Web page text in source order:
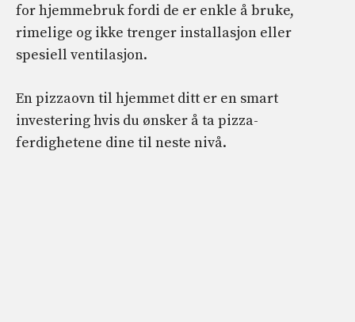
for hjemmebruk fordi de er enkle å bruke,
rimelige og ikke trenger installasjon eller
spesiell ventilasjon.
En pizzaovn til hjemmet ditt er en smart
investering hvis du ønsker å ta pizza-
ferdighetene dine til neste nivå.